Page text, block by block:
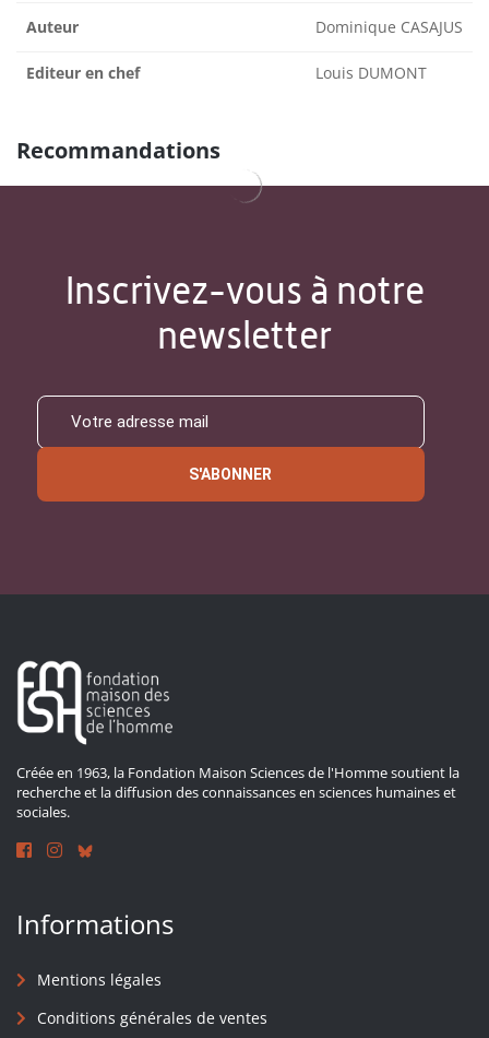
Auteur Dominique CASAJUS
Editeur en chef Louis DUMONT
Recommandations
Inscrivez-vous à notre
newsletter
S'ABONNER
Créée en 1963, la Fondation Maison Sciences de l'Homme soutient la
recherche et la diffusion des connaissances en sciences humaines et
sociales.
Informations
Mentions légales
Conditions générales de ventes